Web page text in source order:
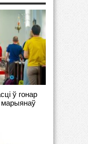
ў гонар
марыянаў